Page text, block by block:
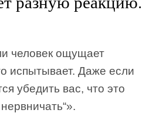
человек ощущает
испытывает. Даже если
убедить вас, что это